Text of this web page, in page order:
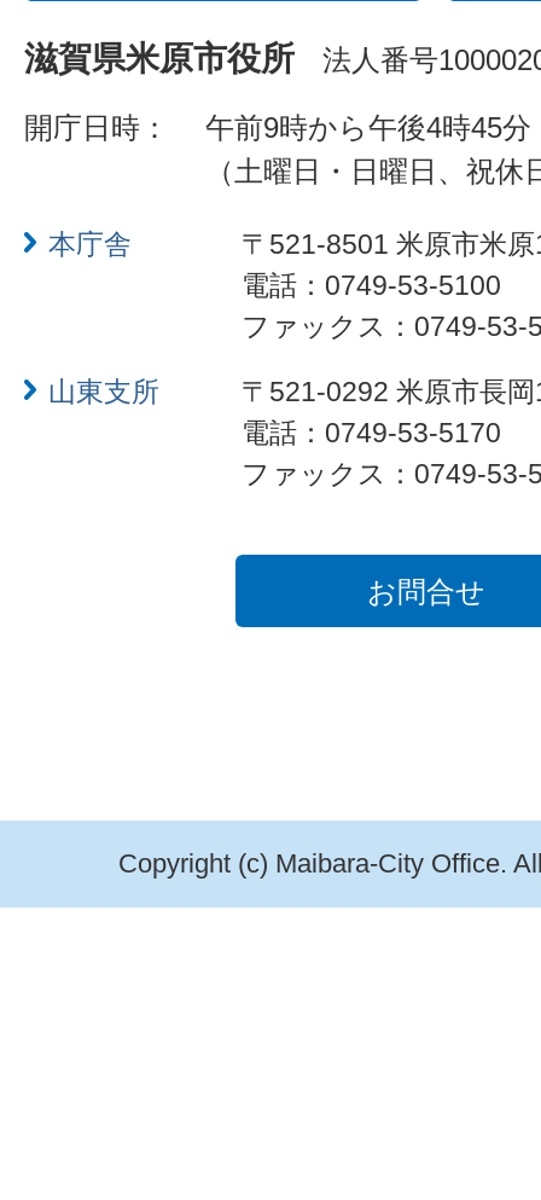
滋賀県米原市役所 法人番号
開庁日時：
午前9時から午後4時45分
（土曜日・日曜日、祝
本庁舎
〒521-8501 米原市米
電話：0749-53-5100
ファックス：0749-53-
山東支所
〒521-0292 米原市長
電話：0749-53-5170
ファックス：0749-53-
お問合せ
Copyright (c) Maibara-City Office.